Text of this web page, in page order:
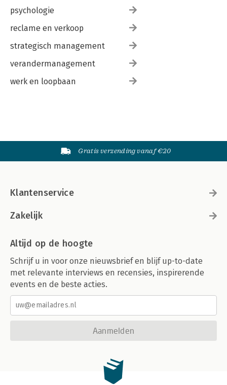
psychologie
reclame en verkoop
strategisch management
verandermanagement
werk en loopbaan
Gratis verzending vanaf €20
Klantenservice
Zakelijk
Altijd op de hoogte
Schrijf u in voor onze nieuwsbrief en blijf up-to-date
met relevante interviews en recensies, inspirerende
events en de beste acties.
Aanmelden